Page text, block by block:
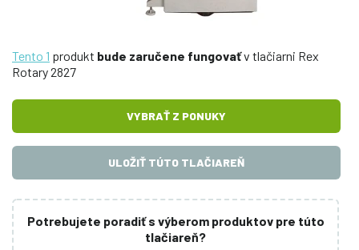
Tento 1 produkt bude zaručene fungovaťv tlačiarni Rex
Rotary 2827
VYBRAŤ Z PONUKY
ULOŽIŤ TÚTO TLAČIAREŇ
Potrebujete poradiť s výberom produktov pre túto
tlačiareň?